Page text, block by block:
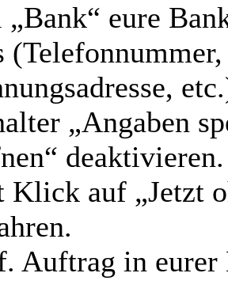
„Bank“ eure
„Angaben
deaktivieren.
auf „Jetzt
Auftrag in